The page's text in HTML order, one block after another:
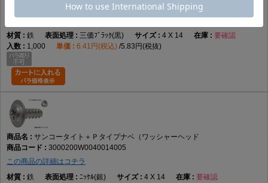
3000200W0040014004
この商品の詳細はコチラ
鉄
三価ﾌﾞﾗｯｸ(黒) 4 X 14
要確認
1,000
6.41円(税込) 5.83円(税抜)
サンコータイト＋Ｐタイプナベ（ワッシャーヘッド
3000200W0040014005
この商品の詳細はコチラ
鉄
ﾆｯｹﾙ(銀) 4 X 14
要確認